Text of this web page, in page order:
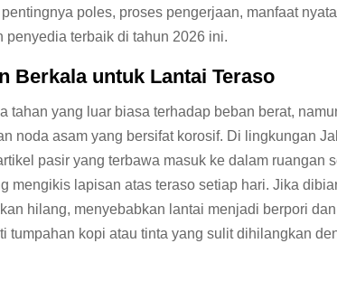
poles, proses pengerjaan, manfaat
penyedia terbaik di tahun 2026 ini.
Berkala untuk Lantai Teraso
tahan yang luar biasa terhadap beban berat,
noda asam yang bersifat korosif. Di lingkungan
pasir yang terbawa masuk ke dalam ruangan
mengikis lapisan atas teraso setiap hari. Jika
hilang, menyebabkan lantai menjadi berpori
tumpahan kopi atau tinta yang sulit dihilangkan